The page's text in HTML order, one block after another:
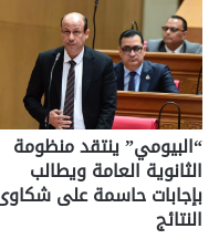
“البيومي” ينتقد منظومة
الثانوية العامة ويطالب
بإجابات حاسمة على
النتائج